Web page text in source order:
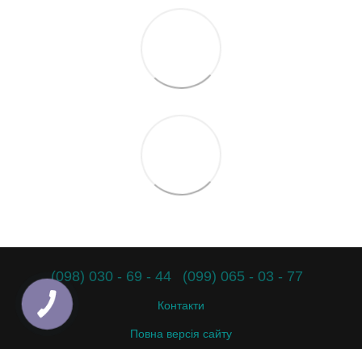
(098) 030 - 69 - 44 (099) 065 - 03 - 77
Контакти
Повна версія сайту